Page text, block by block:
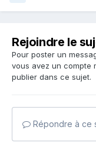
Rejoindre le
Pour poster un
vous avez un compte
publier dans ce sujet.
Répondre à ce